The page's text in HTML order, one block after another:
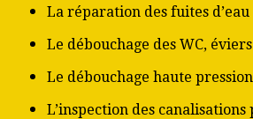
La réparation des fuites d’eau
Le débouchage des WC,
Le débouchage haute
L’inspection des